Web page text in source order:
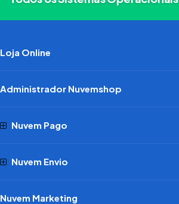
Loja Online
Administrador Nuvemshop
Nuvem Pago
Nuvem Envio
Nuvem Marketing